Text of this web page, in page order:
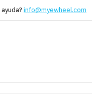
info@myewheel.com